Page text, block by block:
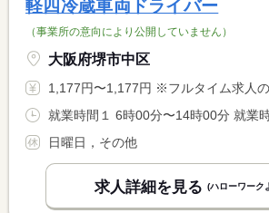
軽四冷蔵車両ドライバー
（事業所の意向により公開していません）
大阪府堺市中区
1,177円〜1,177円 ※フルタイム求人の場合は月額（換算額）、パート求人の
日曜日，その他
求人詳細を見る (ハローワーク